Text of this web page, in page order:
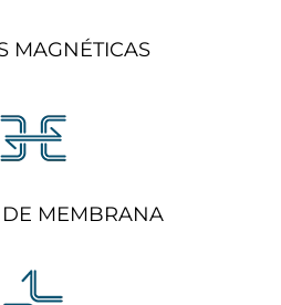
MAGNÉTICAS
MEMBRANA